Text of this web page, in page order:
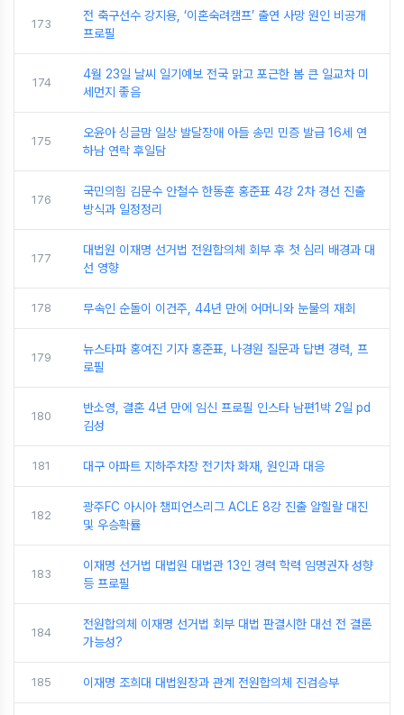
173
전 축구선수 강지용, ‘이혼숙려캠프’ 출연 사망 원인 비공개
프로필
174
4월 23일 날씨 일기예보 전국 맑고 포근한 봄 큰 일교차 미
세먼지 좋음
175
오윤아 싱글맘 일상 발달장애 아들 송민 민증 발급 16세 연
하남 연락 후일담
176
국민의힘 김문수 안철수 한동훈 홍준표 4강 2차 경선 진출
방식과 일정정리
177
대법원 이재명 선거법 전원합의체 회부 후 첫 심리 배경과 대
선 영향
178 무속인 순돌이 이건주, 44년 만에 어머니와 눈물의 재회
179
뉴스타파 홍여진 기자 홍준표, 나경원 질문과 답변 경력, 프
로필
180
반소영, 결혼 4년 만에 임신 프로필 인스타 남편1박 2일 pd
김성
181 대구 아파트 지하주차장 전기차 화재, 원인과 대응
182
광주FC 아시아 챔피언스리그 ACLE 8강 진출 알힐랄 대진
및 우승확률
183
이재명 선거법 대법원 대법관 13인 경력 학력 임명권자 성향
등 프로필
184
전원합의체 이재명 선거법 회부 대법 판결시한 대선 전 결론
가능성?
185 이재명 조희대 대법원장과 관계 전원합의체 진검승부